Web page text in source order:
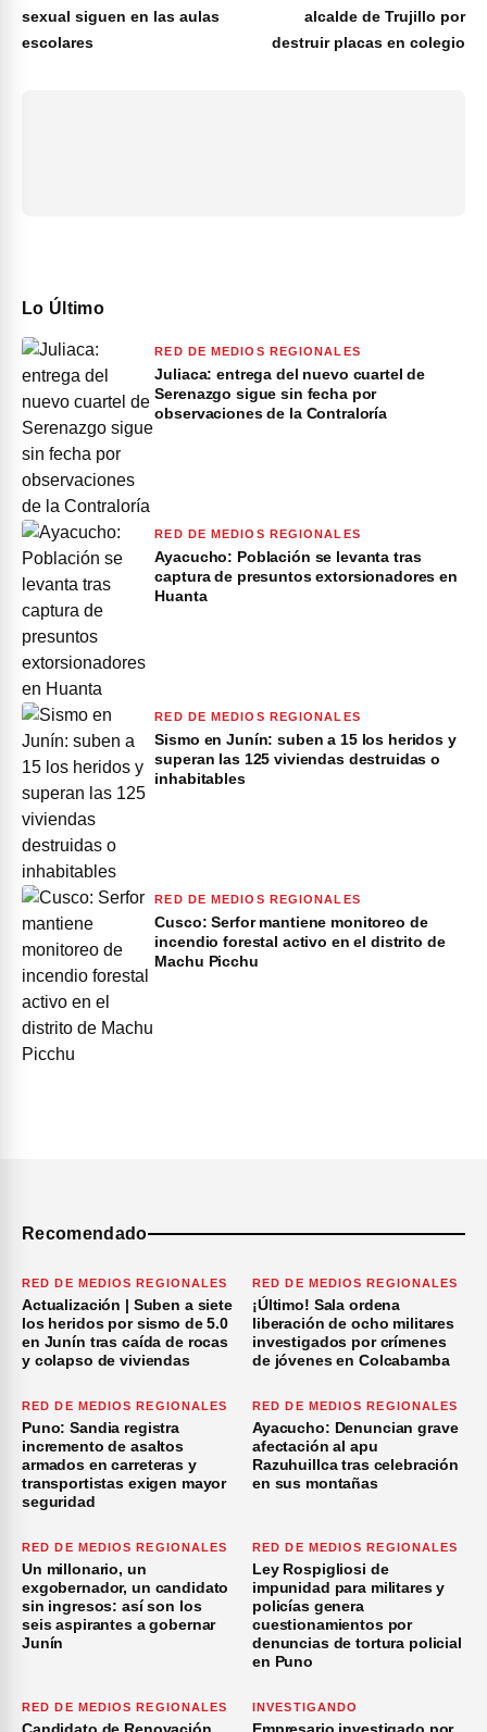
sexual siguen en las aulas
escolares
alcalde de Trujillo por
destruir placas en colegio
Lo Último
RED DE MEDIOS REGIONALES
Juliaca: entrega del nuevo cuartel de
Serenazgo sigue sin fecha por
observaciones de la Contraloría
RED DE MEDIOS REGIONALES
Ayacucho: Población se levanta tras
captura de presuntos extorsionadores en
Huanta
RED DE MEDIOS REGIONALES
Sismo en Junín: suben a 15 los heridos y
superan las 125 viviendas destruidas o
inhabitables
RED DE MEDIOS REGIONALES
Cusco: Serfor mantiene monitoreo de
incendio forestal activo en el distrito de
Machu Picchu
Recomendado
RED DE MEDIOS REGIONALES
Actualización | Suben a siete
los heridos por sismo de 5.0
en Junín tras caída de rocas
y colapso de viviendas
RED DE MEDIOS REGIONALES
¡Último! Sala ordena
liberación de ocho militares
investigados por crímenes
de jóvenes en Colcabamba
RED DE MEDIOS REGIONALES
Puno: Sandia registra
incremento de asaltos
armados en carreteras y
transportistas exigen mayor
seguridad
RED DE MEDIOS REGIONALES
Ayacucho: Denuncian grave
afectación al apu
Razuhuillca tras celebración
en sus montañas
RED DE MEDIOS REGIONALES
Un millonario, un
exgobernador, un candidato
sin ingresos: así son los
seis aspirantes a gobernar
Junín
RED DE MEDIOS REGIONALES
Ley Rospigliosi de
impunidad para militares y
policías genera
cuestionamientos por
denuncias de tortura policial
en Puno
RED DE MEDIOS REGIONALES
Candidato de Renovación
INVESTIGANDO
Empresario investigado por